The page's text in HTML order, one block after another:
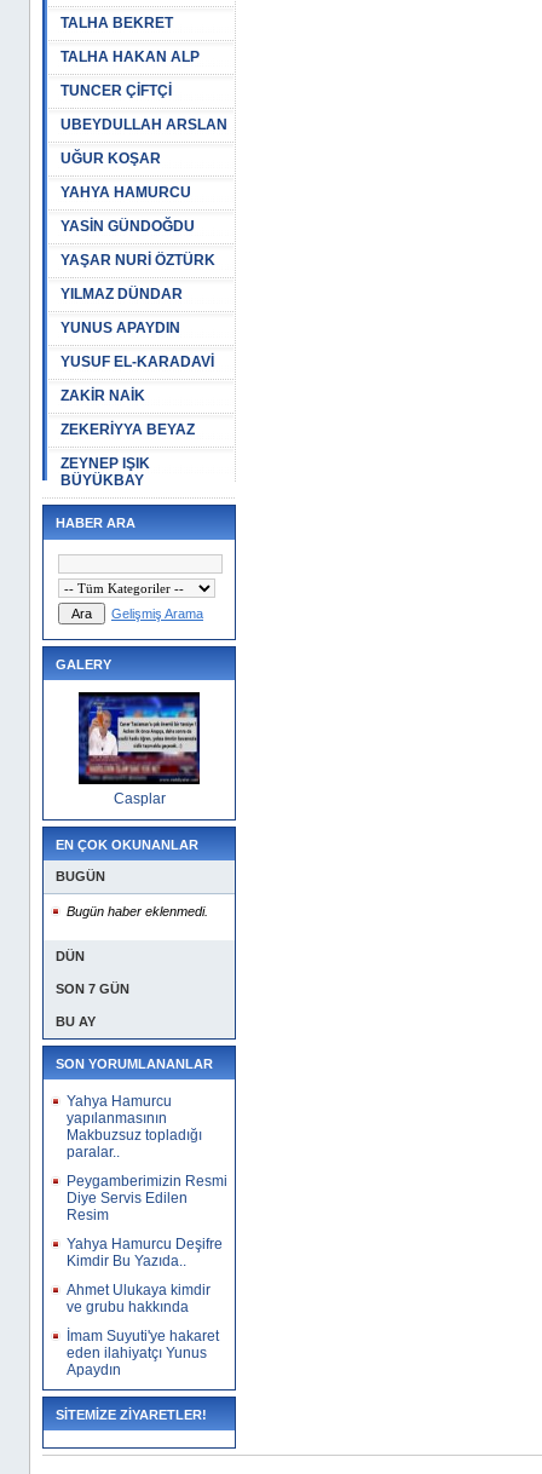
TALHA BEKRET
TALHA HAKAN ALP
TUNCER ÇİFTÇİ
UBEYDULLAH ARSLAN
UĞUR KOŞAR
YAHYA HAMURCU
YASİN GÜNDOĞDU
YAŞAR NURİ ÖZTÜRK
YILMAZ DÜNDAR
YUNUS APAYDIN
YUSUF EL-KARADAVİ
ZAKİR NAİK
ZEKERİYYA BEYAZ
ZEYNEP IŞIK
BÜYÜKBAY
HABER ARA
Gelişmiş Arama
GALERY
Casplar
EN ÇOK OKUNANLAR
BUGÜN
Bugün haber eklenmedi.
DÜN
SON 7 GÜN
BU AY
SON YORUMLANANLAR
Yahya Hamurcu
yapılanmasının
Makbuzsuz topladığı
paralar..
Peygamberimizin Resmi
Diye Servis Edilen
Resim
Yahya Hamurcu Deşifre
Kimdir Bu Yazıda..
Ahmet Ulukaya kimdir
ve grubu hakkında
İmam Suyuti'ye hakaret
eden ilahiyatçı Yunus
Apaydın
SİTEMİZE ZİYARETLER!